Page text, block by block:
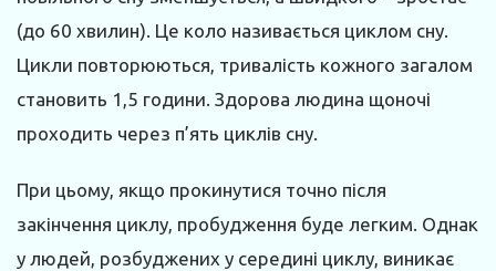
(до 60 хвилин). Це коло називається циклом сну.
Цикли повторюються, тривалість кожного загалом
становить 1,5 години. Здорова людина щоночі
проходить через п’ять циклів сну.
При цьому, якщо прокинутися точно після
закінчення циклу, пробудження буде легким. Однак
у людей, розбуджених у середині циклу, виникає